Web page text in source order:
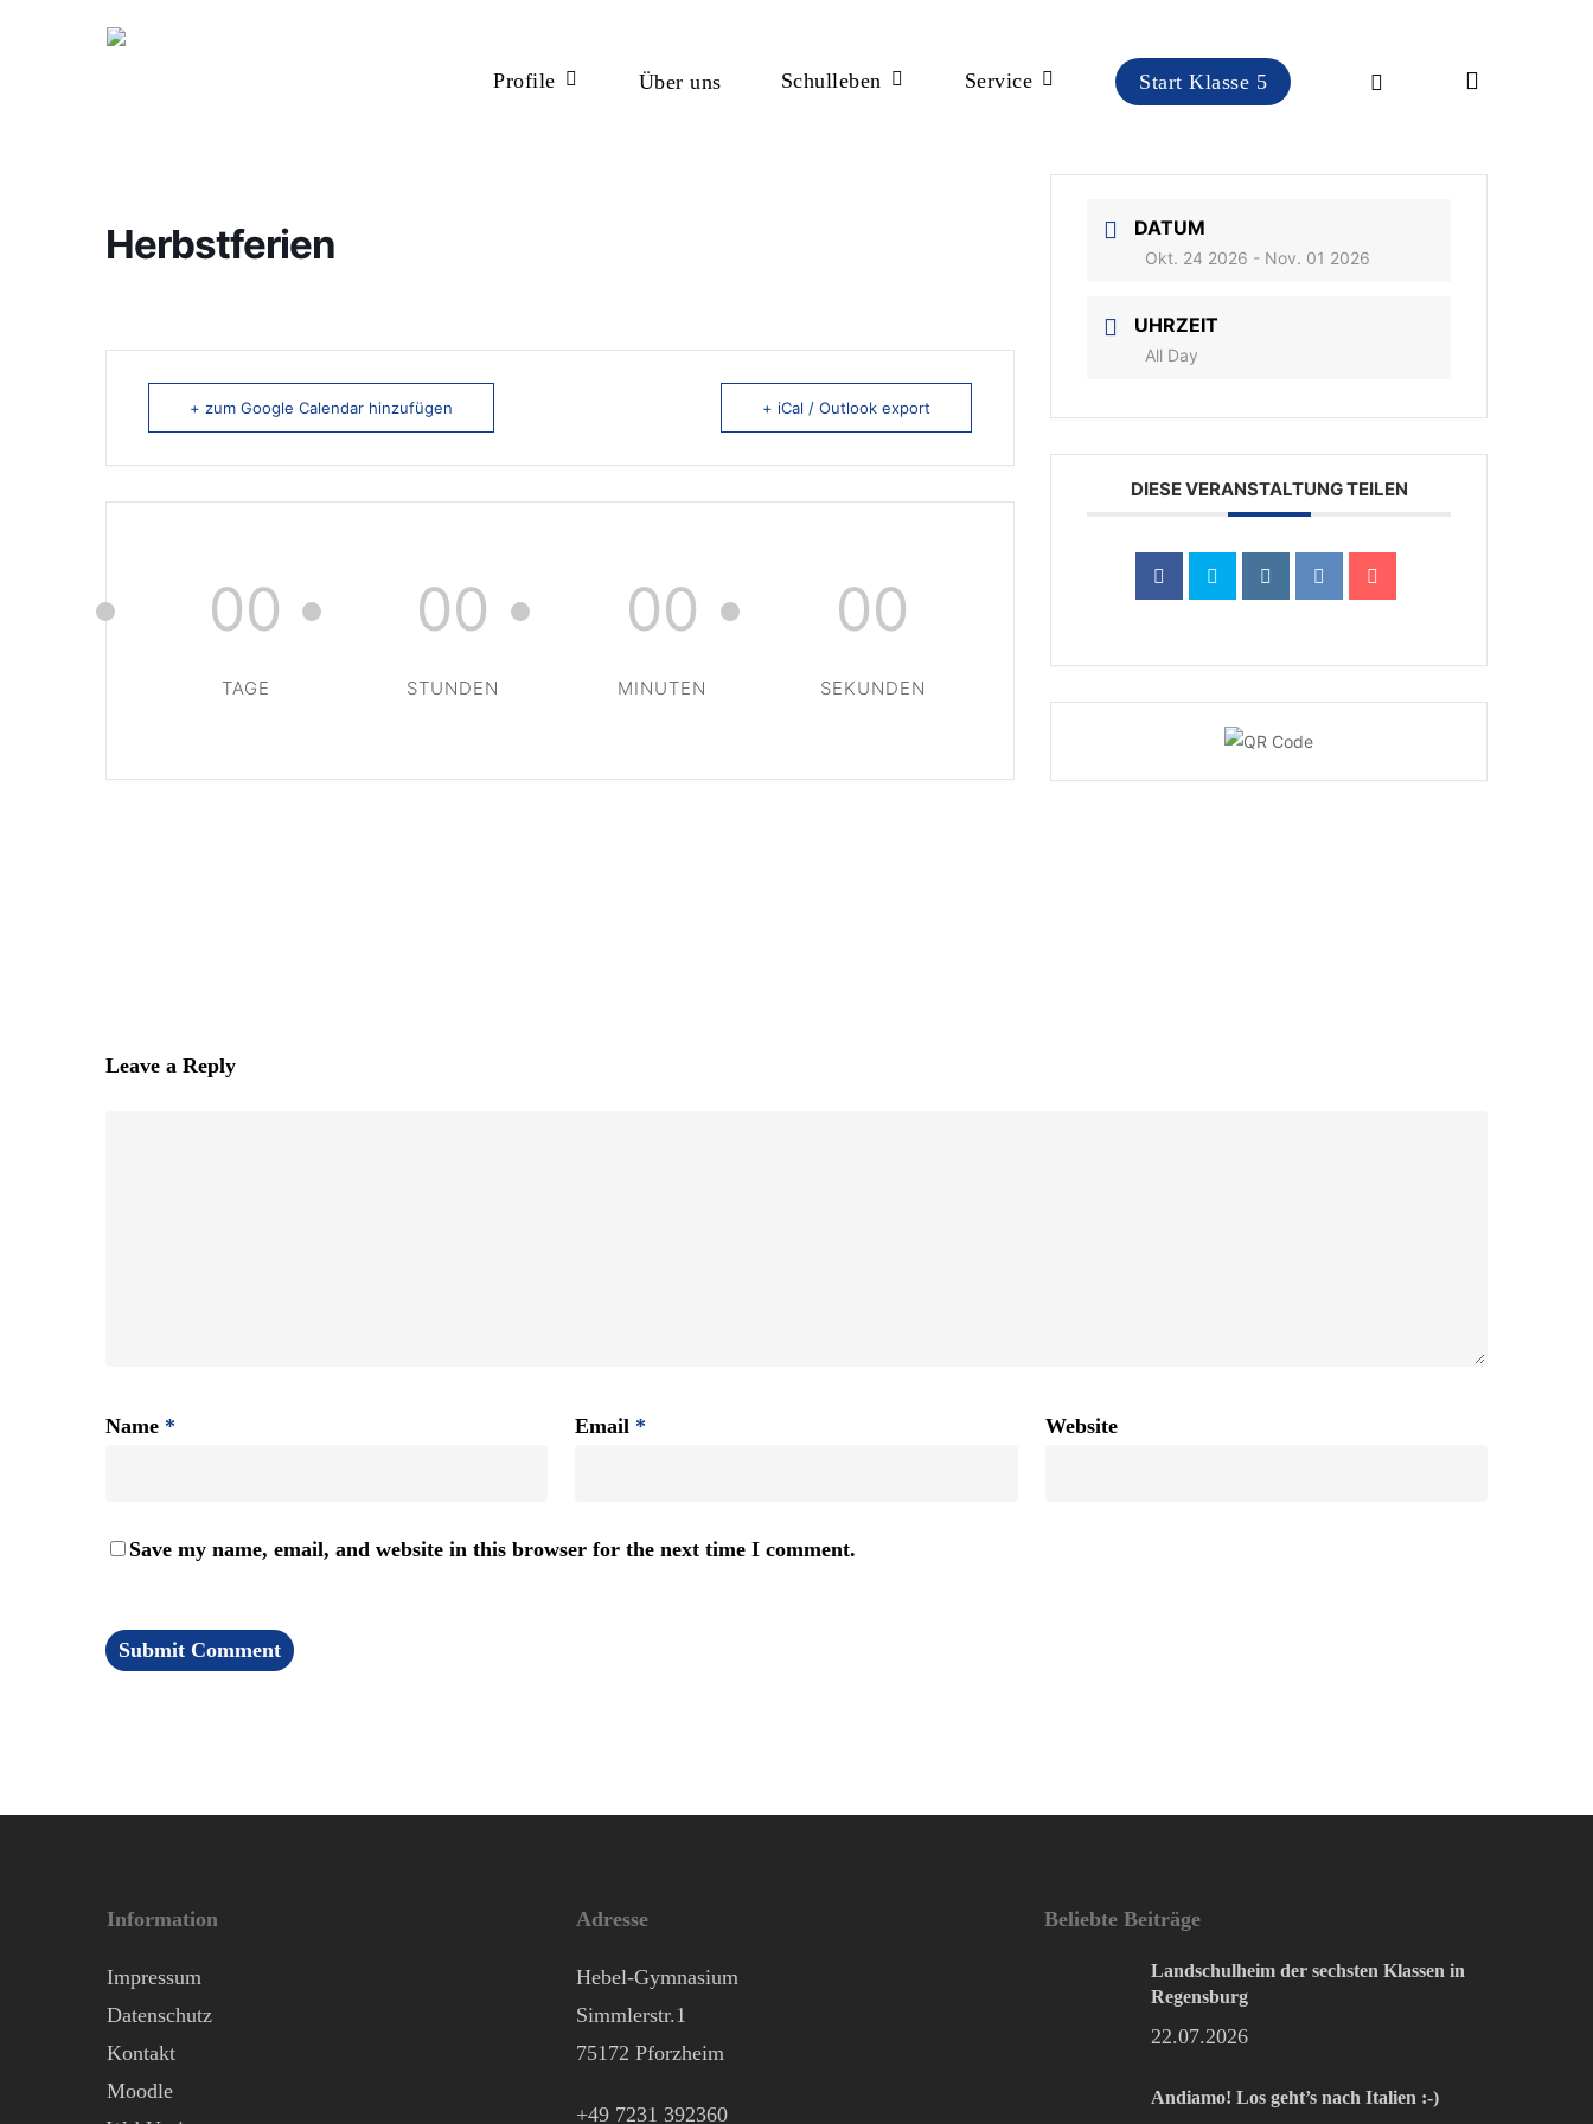
Profile Über uns Schulleben Service Start Klasse 5 instagram
Herbstferien
+ zum Google Calendar hinzufügen + iCal / Outlook export
00
TAGE
00
STUNDEN
00
MINUTEN
00
SEKUNDEN
DATUM
Okt. 24 2026 - Nov. 01 2026
UHRZEIT
All Day
DIESE VERANSTALTUNG TEILEN
Leave a Reply
Name * Email * Website
Save my name, email, and website in this browser for the next time I comment.
Information
Impressum
Datenschutz
Kontakt
Moodle
Adresse
Hebel-Gymnasium
Simmlerstr.1
75172 Pforzheim
+49 7231 392360
Beliebte Beiträge
Landschulheim der sechsten Klassen in
Regensburg
22.07.2026
Andiamo! Los geht’s nach Italien :-)